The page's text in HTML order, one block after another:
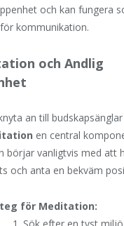
och kan fungera
kommunikation.
och Andlig
an till budskapsänglar
en central
börjar vanligtvis med att
och anta en bekväm
för Meditation: